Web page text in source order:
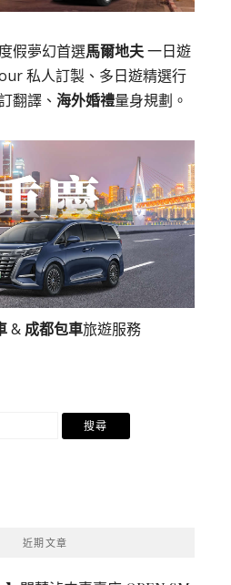
假夢幻首選馬爾地夫一日遊
私人訂製、多日遊精選行
翻譯、 海外婚禮量身規劃。
& 成都包車旅遊服務
近期文章